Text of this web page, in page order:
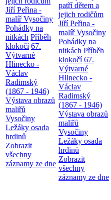
Jiří Peřina -
malíř Vysočiny
Pohádky na
nitkách Příběh
klokočí 67.
Výtvarné
Hlinecko -
Václav
Radimský
(1867 - 1946)
Výstava obrazů
maliřů
Vysočiny
Ležáky osada
hrdinů
Zobrazit
všechny
záznamy ze dne
patří dětem a
jejich rodičům
Jiří Peřina -
malíř Vysočiny
Pohádky na
nitkách Příběh
klokočí 67.
Výtvarné
Hlinecko -
Václav
Radimský
(1867 - 1946)
Výstava obrazů
maliřů
Vysočiny
Ležáky osada
hrdinů
Zobrazit
všechny
záznamy ze dne